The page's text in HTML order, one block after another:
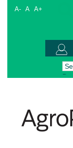
A- A A+